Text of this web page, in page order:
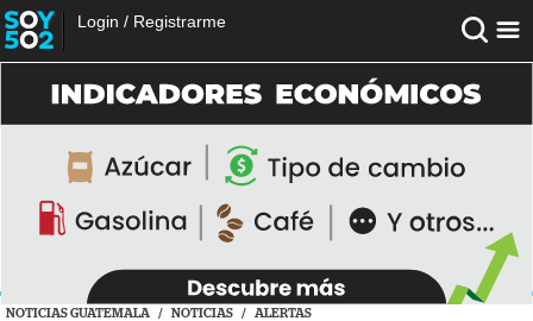
Login / Registrarme
NOTICIAS GUATEMALA / NOTICIAS / ALERTAS